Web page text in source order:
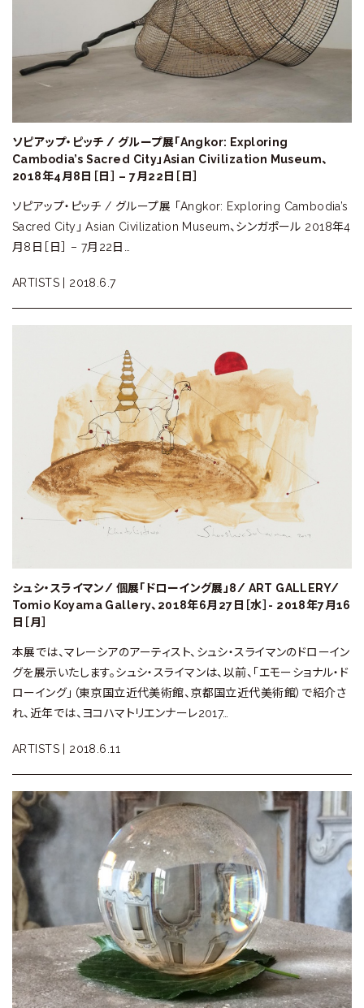
ソピアップ・ピッチ / グループ展「Angkor: Exploring
Cambodia’s Sacred City」Asian Civilization Museum、
2018年4月8日［日］ – 7月22日［日］
ソピアップ・ピッチ / グループ展 「Angkor: Exploring Cambodia’s
Sacred City」 Asian Civilization Museum、シンガポール 2018年4
月8日［日］ – 7月22日…
ARTISTS | 2018.6.7
シュシ・スライマン/ 個展「ドローイング展」8/ ART GALLERY/
Tomio Koyama Gallery、2018年6月27日［水］- 2018年7月16
日［月］
本展では、マレーシアのアーティスト、シュシ・スライマンのドローイン
グを展示いたします。シュシ・スライマンは、以前、「エモーショナル・ド
ローイング」（東京国立近代美術館、京都国立近代美術館）で紹介さ
れ、近年では、ヨコハマトリエンナーレ2017…
ARTISTS | 2018.6.11